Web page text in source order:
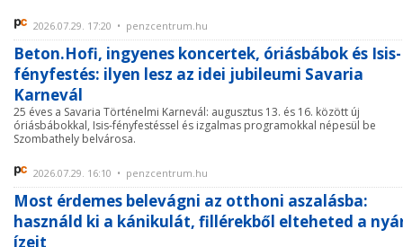
2026.07.29. 17:20 • penzcentrum.hu
Beton.Hofi, ingyenes koncertek, óriásbábok és Isis-
fényfestés: ilyen lesz az idei jubileumi Savaria
Karnevál
25 éves a Savaria Történelmi Karnevál: augusztus 13. és 16. között új
óriásbábokkal, Isis-fényfestéssel és izgalmas programokkal népesül be
Szombathely belvárosa.
2026.07.29. 16:10 • penzcentrum.hu
Most érdemes belevágni az otthoni aszalásba:
használd ki a kánikulát, fillérekből elteheted a
ízeit